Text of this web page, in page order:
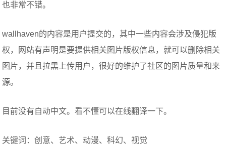
也非常不错。
wallhaven的内容是用户提交的，其中一些内容会涉及侵犯版
权，网站有声明是要提供相关图片版权信息，就可以删除相关
图片，并且拉黑上传用户，很好的维护了社区的图片质量和来
源。
目前没有自动中文。看不懂可以在线翻译一下。
关键词：创意、艺术、动漫、科幻、视觉